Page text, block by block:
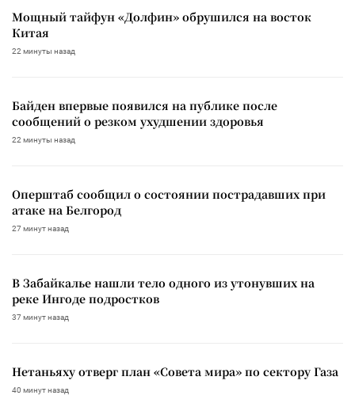
Мощный тайфун «Долфин» обрушился на восток
Китая
22 минуты назад
Байден впервые появился на публике после
сообщений о резком ухудшении здоровья
22 минуты назад
Оперштаб сообщил о состоянии пострадавших при
атаке на Белгород
27 минут назад
В Забайкалье нашли тело одного из утонувших на
реке Ингоде подростков
37 минут назад
Нетаньяху отверг план «Совета мира» по сектору Газа
40 минут назад